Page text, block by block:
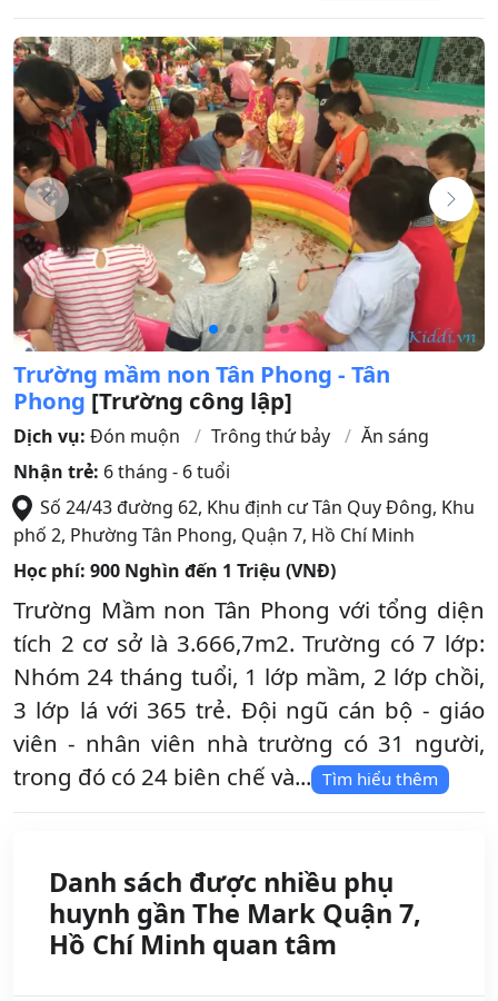
Trường mầm non Tân Phong - Tân
Phong [Trường công lập]
Dịch vụ: Đón muộn Trông thứ bảy
Ăn sáng
Nhận trẻ: 6 tháng - 6 tuổi
Số 24/43 đường 62, Khu định cư Tân Quy Đông, Khu
phố 2, Phường Tân Phong, Quận 7, Hồ Chí Minh
Học phí: 900 Nghìn đến 1 Triệu (VNĐ)
Trường Mầm non Tân Phong với tổng diện
tích 2 cơ sở là 3.666,7m2. Trường có 7 lớp:
Nhóm 24 tháng tuổi, 1 lớp mầm, 2 lớp chồi,
3 lớp lá với 365 trẻ. Đội ngũ cán bộ - giáo
viên - nhân viên nhà trường có 31 người,
trong đó có 24 biên chế và... Tìm hiểu thêm
Danh sách được nhiều phụ
huynh gần The Mark Quận 7,
Hồ Chí Minh quan tâm